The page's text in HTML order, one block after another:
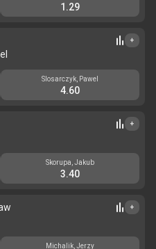
1.29
+
Slosarczyk, Pawel
4.60
+
Skorupa, Jakub
3.40
+
Michalik, Jerzy